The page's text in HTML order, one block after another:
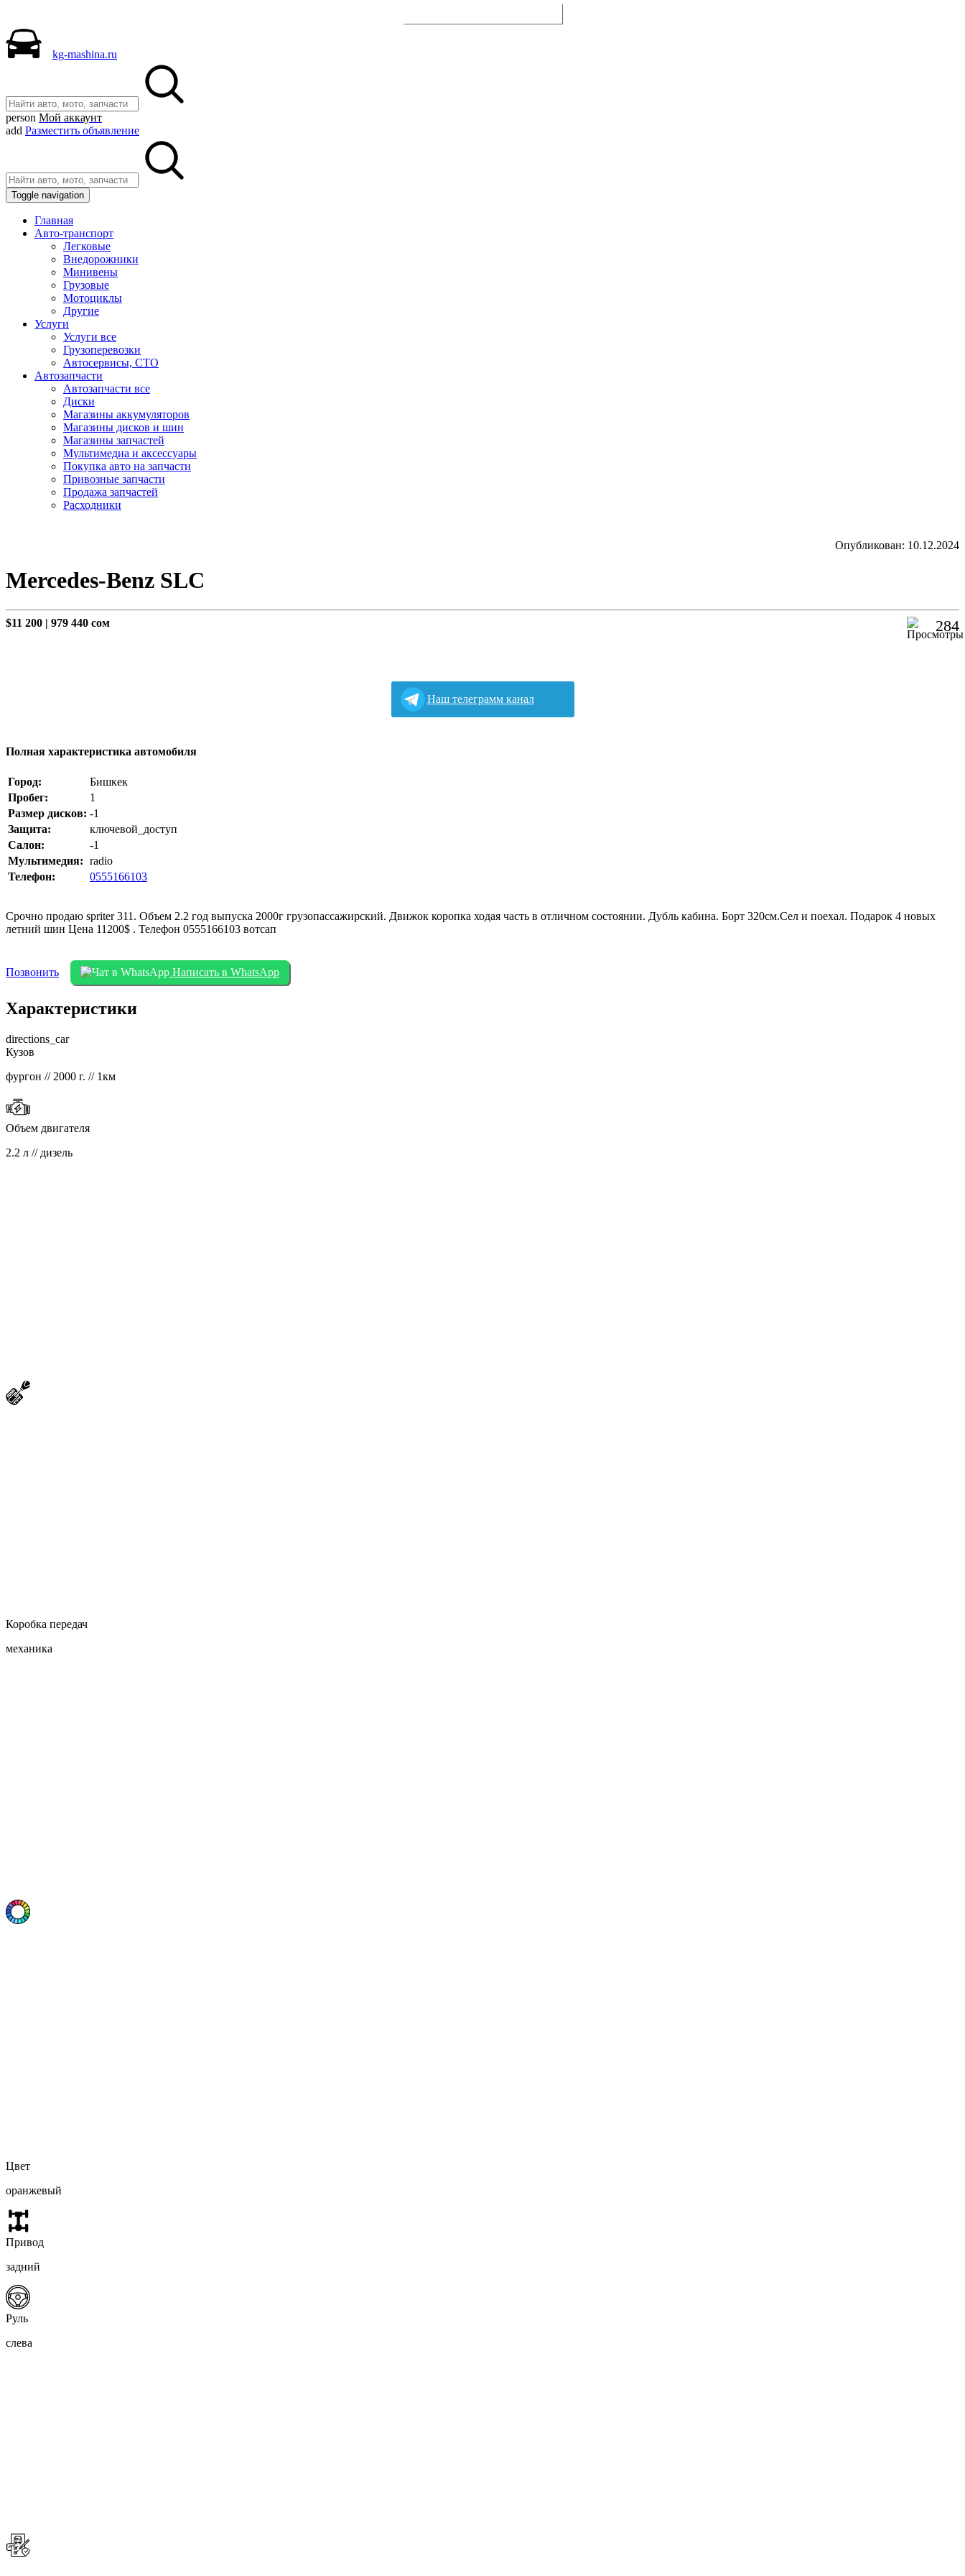
kg-mashina.ru
person Мой аккаунт
add Разместить объявление
Toggle navigation
Главная
Авто-транспорт
Легковые
Внедорожники
Минивены
Грузовые
Мотоциклы
Другие
Услуги
Услуги все
Грузоперевозки
Автосервисы, СТО
Автозапчасти
Автозапчасти все
Диски
Магазины аккумуляторов
Магазины дисков и шин
Магазины запчастей
Мультимедиа и аксессуары
Покупка авто на запчасти
Привозные запчасти
Продажа запчастей
Расходники
Опубликован: 10.12.2024
Mercedes-Benz SLC
$11 200 | 979 440 сом 284
Наш телеграмм канал
Полная характеристика автомобиля
Город:
Бишкек
Пробег:
1
Размер дисков: -1
Защита:
ключевой_доступ
Салон:
-1
Мультимедия: radio
Телефон:
0555166103
Срочно продаю spriter 311. Объем 2.2 год выпуска 2000г грузопассажирский. Движок коропка ходая часть в отличном состоянии. Дубль кабина. Борт 320см.Сел и поехал. Подарок 4 новых
летний шин Цена 11200$ . Телефон 0555166103 вотсап
Позвонить Написать в WhatsApp
Характеристики
directions_car
Кузов
фургон // 2000 г. // 1км
Объем двигателя
2.2 л // дизель
Коробка передач
механика
Цвет
оранжевый
Привод
задний
Руль
слева